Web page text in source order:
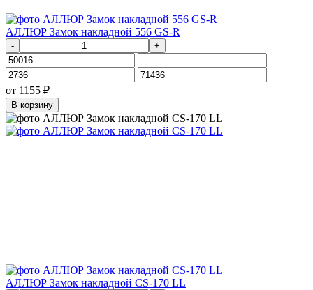
АЛЛЮР Замок накладной 556 GS-R
- +
от 1155 ₽
В корзину
АЛЛЮР Замок накладной CS-170 LL